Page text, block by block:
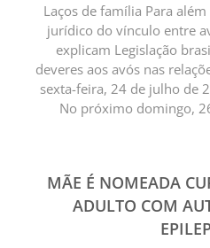
Laços de família Para
jurídico do vínculo entre
explicam Legislação
deveres aos avós nas
sexta-feira, 24 de julho de
No próximo domingo,
MÃE É NOMEADA
ADULTO COM